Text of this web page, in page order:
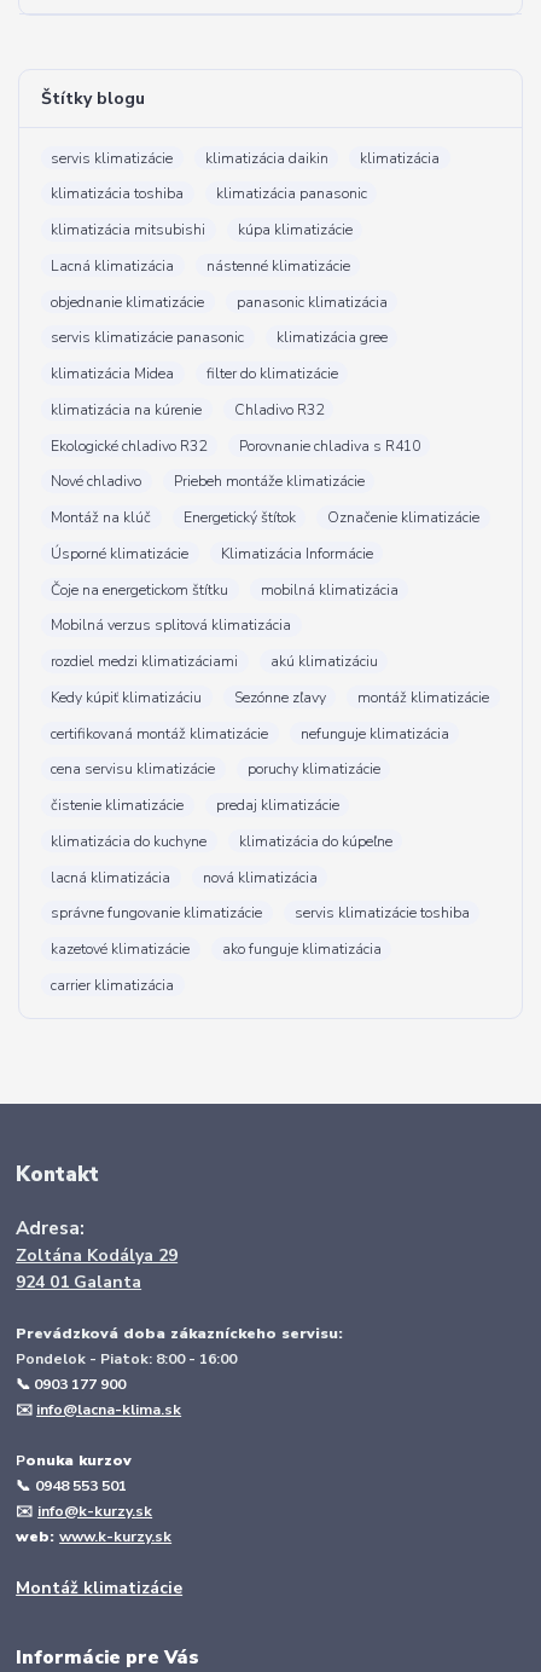
Štítky blogu
servis klimatizácie klimatizácia daikin
klimatizácia
klimatizácia toshiba
klimatizácia panasonic
klimatizácia mitsubishi
kúpa klimatizácie
Lacná klimatizácia
nástenné klimatizácie
objednanie klimatizácie
panasonic klimatizácia
servis klimatizácie panasonic
klimatizácia gree
klimatizácia Midea
filter do klimatizácie
klimatizácia na kúrenie
Chladivo R32
Ekologické chladivo R32
Porovnanie chladiva s R410
Nové chladivo
Priebeh montáže klimatizácie
Montáž na klúč
Energetický štítok
Označenie klimatizácie
Úsporné klimatizácie
Klimatizácia Informácie
Čoje na energetickom štítku
mobilná klimatizácia
Mobilná verzus splitová klimatizácia
rozdiel medzi klimatizáciami
akú klimatizáciu
Kedy kúpiť klimatizáciu
Sezónne zľavy
montáž klimatizácie
certifikovaná montáž klimatizácie
nefunguje klimatizácia
cena servisu klimatizácie
poruchy klimatizácie
čistenie klimatizácie
predaj klimatizácie
klimatizácia do kuchyne
klimatizácia do kúpeľne
lacná klimatizácia
nová klimatizácia
správne fungovanie klimatizácie
servis klimatizácie toshiba
kazetové klimatizácie
ako funguje klimatizácia
carrier klimatizácia
Kontakt
Adresa:
Zoltána Kodálya 29
924 01 Galanta
Prevádzková doba zákazníckeho servisu:
Pondelok - Piatok: 8:00 - 16:00
📞 0903 177 900
✉️ info@lacna-klima.sk
Ponuka kurzov
📞 0948 553 501
✉️ info@k-kurzy.sk
web:www.k-kurzy.sk
Montáž klimatizácie
Informácie pre Vás